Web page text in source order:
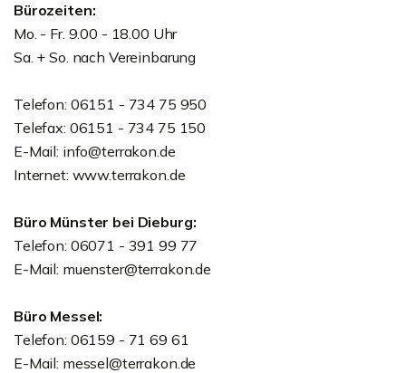
Bürozeiten:
Mo. - Fr. 9.00 - 18.00 Uhr
Sa. + So. nach Vereinbarung
Telefon: 06151 - 734 75 950
Telefax: 06151 - 734 75 150
E-Mail: info@terrakon.de
Internet: www.terrakon.de
Büro Münster bei Dieburg:
Telefon: 06071 - 391 99 77
E-Mail: muenster@terrakon.de
Büro Messel:
Telefon: 06159 - 71 69 61
E-Mail: messel@terrakon.de